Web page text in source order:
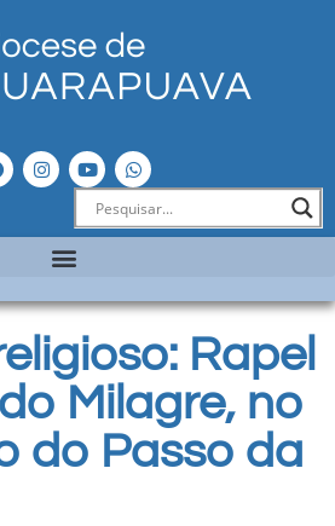
Rapel
Milagre, no
do Passo da